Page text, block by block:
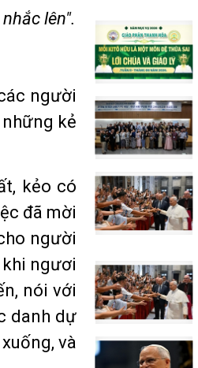
lên".
người
kẻ
kẻo có
đã mời
người
ngươi
nói với
danh dự
và